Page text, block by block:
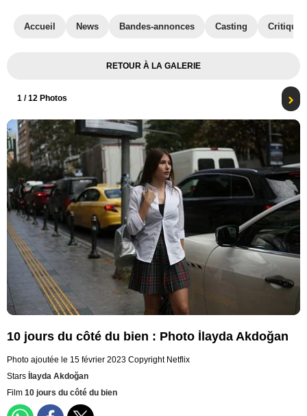
Accueil News Bandes-annonces Casting
RETOUR À LA GALERIE
1 / 12 Photos
10 jours du côté du bien : Photo İlayda Akdoğan
Photo ajoutée le 15 février 2023 Copyright Netflix
Stars
İlayda Akdoğan
Film 10 jours du côté du bien